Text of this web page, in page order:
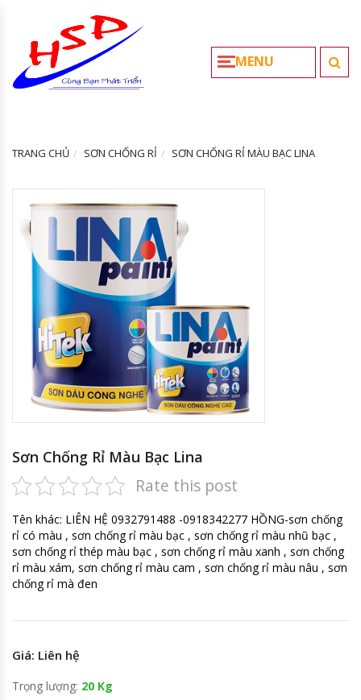
MENU
TRANG CHỦ SƠN CHỐNG RỈ SƠN CHỐNG RỈ MÀU BẠC LINA
Sơn Chống Rỉ Màu Bạc Lina
Rate this post
Tên khác: LIÊN HỆ 0932791488 -0918342277 HỒNG-sơn chống
rỉ có màu , sơn chống rỉ màu bạc , sơn chống rỉ màu nhũ bạc ,
sơn chống rỉ thép màu bạc , sơn chống rỉ màu xanh , sơn chống
rỉ màu xám, sơn chống rỉ màu cam , sơn chống rỉ màu nâu , sơn
chống rỉ mà đen
Giá: Liên hệ
Trọng lượng: 20 Kg